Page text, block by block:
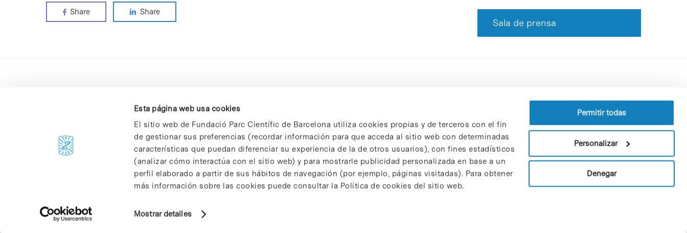
Esta página web usa cookies
El sitio web de Fundació Parc Científic de Barcelona utiliza cookies propias y de terceros con el fin
de gestionar sus preferencias (recordar información para que acceda al sitio web con determinadas
características que puedan diferenciar su experiencia de la de otros usuarios), con fines estadísticos
(analizar cómo interactúa con el sitio web) y para mostrarle publicidad personalizada en base a un
perfil elaborado a partir de sus hábitos de navegación (por ejemplo, páginas visitadas). Para obtener
más información sobre las cookies puede consultar la Política de cookies del sitio web.
Mostrar detalles
Permitir todas
Personalizar
Denegar
Share Share
Sala de prensa
C/Baldiri Reixac, 4-12 i 15
08028 Barcelona
Perfil del contratante
Política de privacidad
Aviso Legal
Política de cookies
Patrones y patrocinadores
Bolsa de trabajo
Contacto